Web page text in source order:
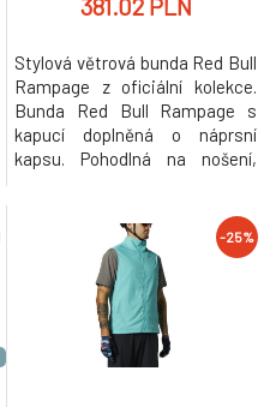
381.02 PLN
Stylová větrová bunda Red Bull
Rampage z oficiální kolekce.
Bunda Red Bull Rampage s
kapucí doplněná o náprsní
kapsu. Pohodlná na nošení,
-25%